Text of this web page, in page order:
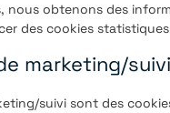
nous obtenons des
des cookies
marketing/suivi
suivi sont des